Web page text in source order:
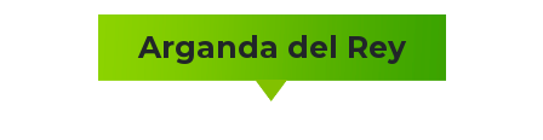
Arganda del Rey